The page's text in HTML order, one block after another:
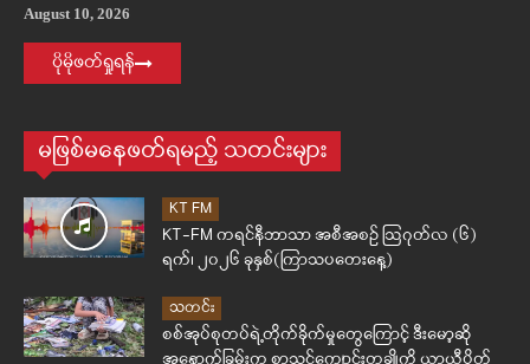
August 10, 2026
ပိုမိုဖတ်ရှုရန်
မဖြစ်မနေဖတ်ရမည့် သတင်းများ
KT FM
KT-FM ကရင်နီဘာသာ အစီအစဉ် ဩဂုတ်လ (၆)
ရက်၊ ၂၀၂၆ ခုနှစ်(ကြာသပတေးနေ့)
သတင်း
စစ်အုပ်စုတပ်ရဲ့တိုက်ခိုက်မှုတွေကြောင့် ဒီးမော့ဆို
အနောက်ခြမ်းက စာသင်ကျောင်းတချို့ကို ယာယီပိတ်